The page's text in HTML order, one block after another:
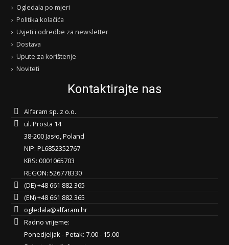
Ogledala po mjeri
Politika kolačića
Uvjeti i odredbe za newsletter
Dostava
Upute za korištenje
Noviteti
Kontaktirajte nas
Alfaram sp. z o.o.
ul. Prosta 14
38-200 Jasło, Poland
NIP: PL6852352767
KRS: 0001065703
REGON: 526778330
(DE) +48 661 882 365
(EN) +48 661 882 365
ogledala@alfaram.hr
Radno vrijeme:
Ponedjeljak - Petak: 7.00 - 15.00